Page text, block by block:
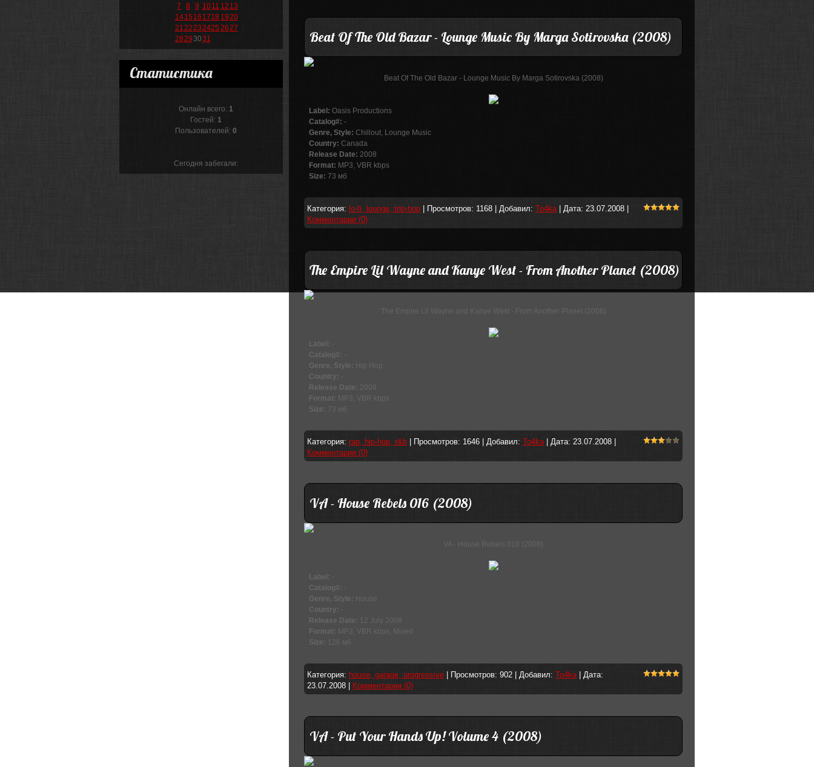
7
8 9 1011 12 13
1415 16 1718 1920
2122232425 2627
28293031
Статистика
Онлайн всего: 1
Гостей: 1
Пользователей: 0
Сегодня забегали:
Beat Of The Old Bazar - Lounge Music By Marga Sotirovska (2008)
Beat Of The Old Bazar - Lounge Music By Marga Sotirovska (2008)
Label: Oasis Productions
Catalog#: -
Genre, Style: Chillout, Lounge Music
Country: Canada
Release Date: 2008
Format: MP3, VBR kbps
Size: 73 мб
Категория: lo-fi, lounge, trip-hop | Просмотров: 1168 | Добавил: To4ka| Дата: 23.07.2008
Комментарии (0)
The Empire Lil Wayne and Kanye West - From Another Planet (2008)
The Empire Lil Wayne and Kanye West - From Another Planet (2008)
Label:
-
Catalog#:
-
Genre, Style:
Hip Hop
Country:
-
Release Date:
2008
Format:
MP3, VBR kbps
Size:
73 мб
Категория: rap, hip-hop, r&b | Просмотров: 1646 | Добавил: To4ka| Дата: 23.07.2008
Комментарии (0)
VA - House Rebels 016 (2008)
VA - House Rebels 016 (2008)
Label:
-
Catalog#:
-
Genre, Style:
House
Country:
-
Release Date:
12 July 2008
Format:
MP3, VBR kbps, Mixed
Size:
126 мб
Категория: house, garage, progressive | Просмотров: 902 | Добавил: To4ka| Дата:
23.07.2008
Комментарии (0)
VA - Put Your Hands Up! Volume 4 (2008)